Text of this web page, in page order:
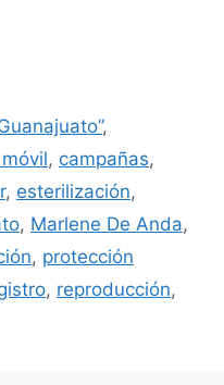
,
, campañas,
, esterilización,
, Marlene De Anda,
, protección
, reproducción,